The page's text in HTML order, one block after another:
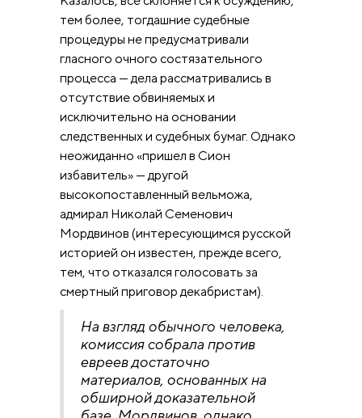
тем более, тогдашние судебные
процедуры не предусматривали
гласного очного состязательного
процесса — дела рассматривались в
отсутствие обвиняемых и
исключительно на основании
следственных и судебных бумаг. Однако
неожиданно «пришел в Сион
избавитель» — другой
высокопоставленный вельможа,
адмирал Николай Семенович
Мордвинов (интересующимся русской
историей он известен, прежде всего,
тем, что отказался голосовать за
смертный приговор декабристам).
На взгляд обычного человека,
комиссия собрала против
евреев достаточно
материалов, основанных на
обширной доказательной